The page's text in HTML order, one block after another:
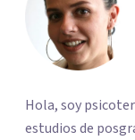
Hola, soy
estudios de